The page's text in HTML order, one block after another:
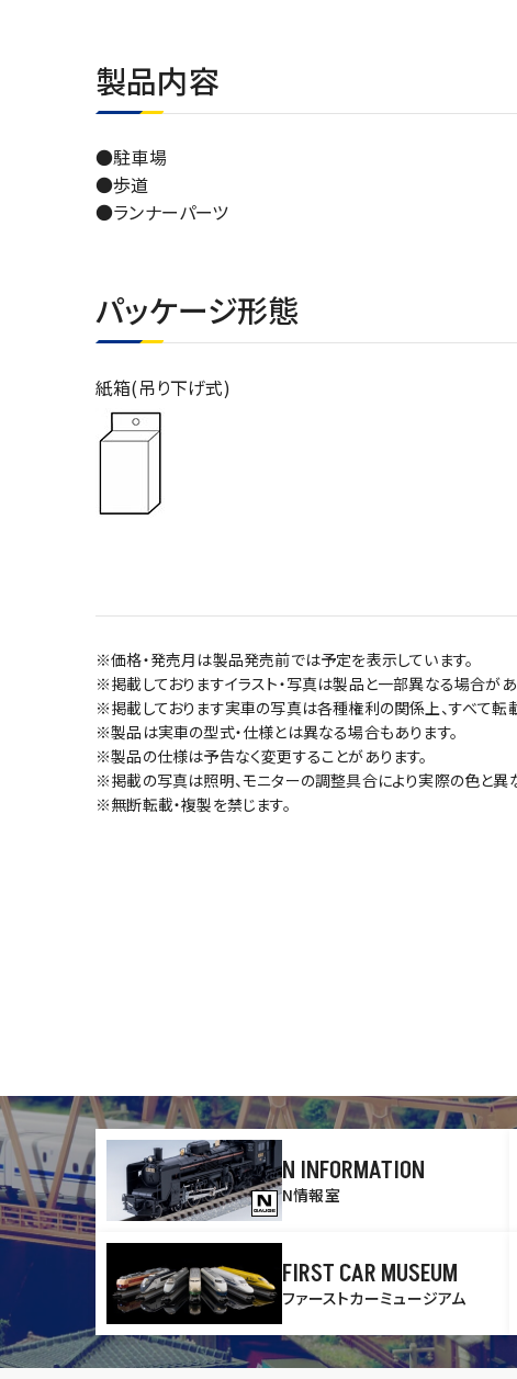
製品内容
●駐車場
●歩道
●ランナーパーツ
パッケージ形態
紙箱(吊り下げ式)
※価格・発売月は製品発売前では予定を表示しています。
※掲載しておりますイラスト・写真は製品と一部異なる場合があ
※掲載しております実車の写真は各種権利の関係上、すべて転
※製品は実車の型式・仕様とは異なる場合もあります。
※製品の仕様は予告なく変更することがあります。
※掲載の写真は照明、モニターの調整具合により実際の色と異
※無断転載・複製を禁じます。
N INFORMATION
N情報室
FIRST CAR MUSEUM
ファーストカーミュージアム